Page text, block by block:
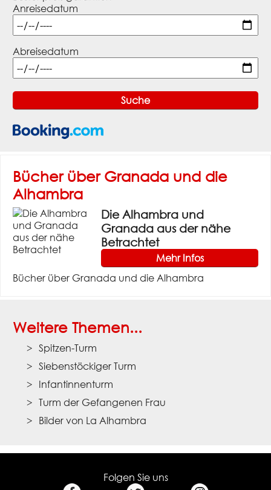
Anreisedatum
Abreisedatum
Bücher über Granada und die
Alhambra
Die Alhambra und
Granada aus der nähe
Betrachtet
Mehr Infos
Bücher über Granada und die Alhambra
Weitere Themen...
Spitzen-Turm
Siebenstöckiger Turm
Infantinnenturm
Turm der Gefangenen Frau
Bilder von La Alhambra
Folgen Sie uns